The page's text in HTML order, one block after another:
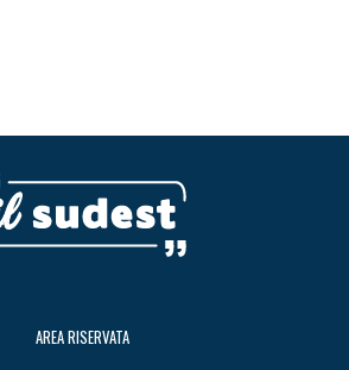
AREA RISERVATA